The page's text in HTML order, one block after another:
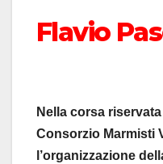
Flavio
Nella corsa
Consorzio Marmisti
l’organizzazione